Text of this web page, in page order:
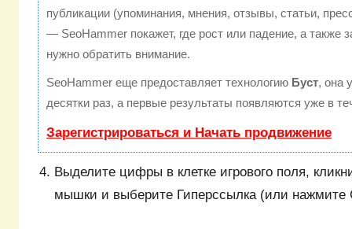
публикации (упоминания, мнения, отзывы, статьи,
— SeoHammer покажет, где рост или падение, а также
нужно обратить внимание.
SeoHammer еще предоставляет технологию Буст, она
десятки раз, а первые результаты появляются уже в
Зарегистрироваться и Начать продвижение
Выделите цифры в клетке игрового поля,
мышки и выберите Гиперссылка (или нажмите